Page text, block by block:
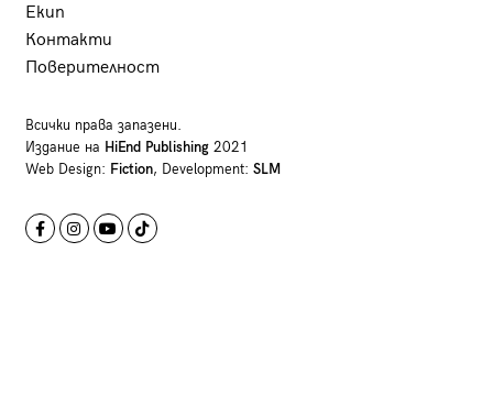
Екип
Контакти
Поверителност
Всички права запазени.
Издание на HiEnd Publishing2021
Web Design: Fiction, Development: SLM